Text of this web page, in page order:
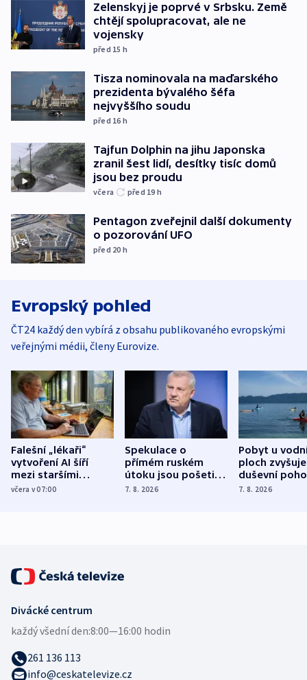
Zelenskyj je poprvé v Srbsku. Země
chtějí spolupracovat, ale ne
vojensky
před 15 h
Tisza nominovala na maďarského
prezidenta bývalého šéfa
nejvyššího soudu
před 16 h
Tajfun Dolphin na jihu Japonska
zranil šest lidí, desítky tisíc domů
jsou bez proudu
včera před 19 h
Pentagon zveřejnil další dokumenty
o pozorování UFO
před 20 h
Evropský pohled
ČT24 každý den vybírá z obsahu publikovaného evropskými
veřejnými médii, členy Eurovize.
Falešní „lékaři“
vytvoření AI šíří
mezi staršími
Poláky nebezpečné
včera v 07:00
Spekulace o
přímém ruském
útoku jsou pošetilé,
míní estonský
7. 8. 2026
Pobyt u
ploch zvyšuje
duševní
ukázala
7. 8. 2026
Divácké centrum
každý všední den:8:00—16:00 hodin
261 136 113
info@ceskatelevize.cz